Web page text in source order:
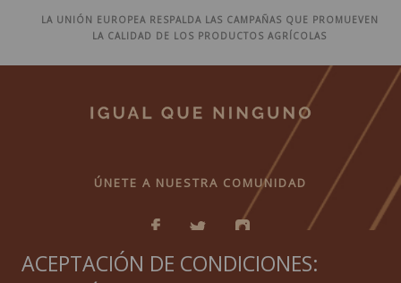
LA UNIÓN EUROPEA RESPALDA LAS CAMPAÑAS QUE PROMUEVEN
LA CALIDAD DE LOS PRODUCTOS AGRÍCOLAS
ÚNETE A NUESTRA COMUNIDAD
ACEPTACIÓN DE CONDICIONES: